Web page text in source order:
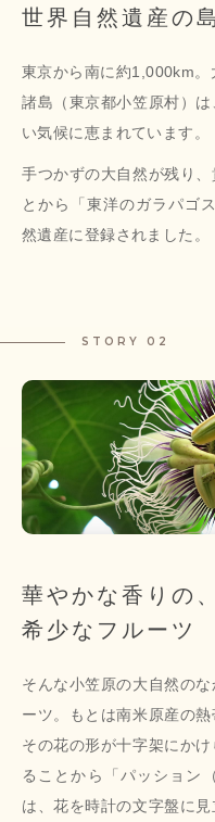
世界自然遺産の島
東京から南に約1,000km
諸島（東京都小笠原村）
い気候に恵まれています。
手つかずの大自然が残り
とから「東洋のガラパゴ
然遺産に登録されました。
STORY 02
華やかな香りの、
希少なフルーツ
そんな小笠原の大自然の
ーツ。もとは南米原産の
その花の形が十字架にか
ることから「パッション
は、花を時計の文字盤に